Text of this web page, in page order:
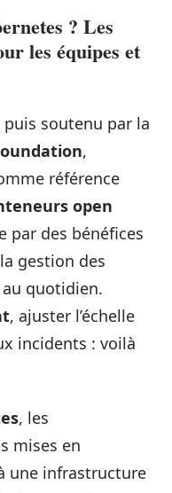
? Les
les équipes et
puis soutenu par la
,
référence
open
par des bénéfices
gestion des
au quotidien.
, ajuster l’échelle
incidents : voilà
, les
mises en
une infrastructure